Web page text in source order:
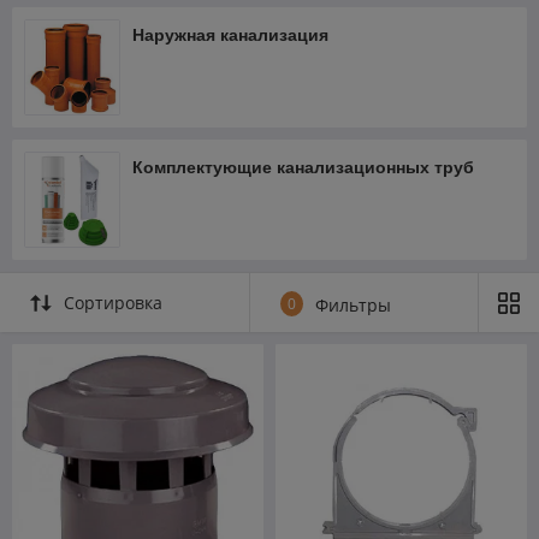
Наружная канализация
Комплектующие канализационных труб
Сортировка 0 Фильтры